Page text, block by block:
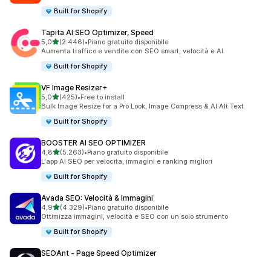
Built for Shopify
Tapita AI SEO Optimizer, Speed
5,0stelle su 5
(2.446)
2446 recensioni totali
•Piano gratuito disponibile
Aumenta traffico e vendite con SEO smart, velocità e AI.
Built for Shopify
VF Image Resizer+
5,0stelle su 5
(425)
425 recensioni totali
•Free to install
Bulk Image Resize for a Pro Look, Image Compress & AI Alt Text
Built for Shopify
BOOSTER AI SEO OPTIMIZER
4,8stelle su 5
(5.263)
5263 recensioni totali
•Piano gratuito disponibile
L'app AI SEO per velocita, immagini e ranking migliori
Built for Shopify
Avada SEO: Velocità & Immagini
4,9stelle su 5
(4.329)
4329 recensioni totali
•Piano gratuito disponibile
Ottimizza immagini, velocità e SEO con un solo strumento
Built for Shopify
SEOAnt ‑ Page Speed Optimizer